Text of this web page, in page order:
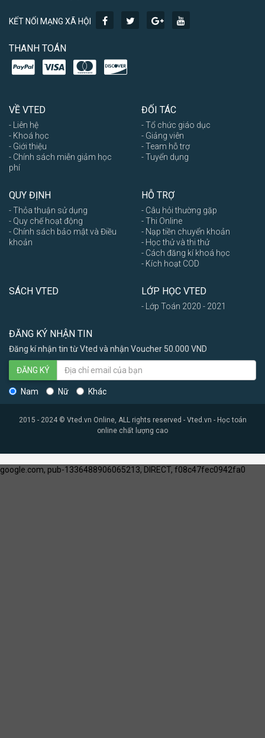
KẾT NỐI MẠNG XÃ HỘI
THANH TOÁN
VỀ VTED
- Liên hệ
- Khoá học
- Giới thiệu
- Chính sách miễn giảm học
phí
ĐỐI TÁC
- Tổ chức giáo dục
- Giảng viên
- Team hỗ trợ
- Tuyển dụng
QUY ĐỊNH
- Thỏa thuận sử dụng
- Quy chế hoạt động
- Chính sách bảo mật và Điều
khoản
HỖ TRỢ
- Câu hỏi thường gặp
- Thi Online
- Nạp tiền chuyển khoản
- Học thử và thi thử
- Cách đăng kí khoá học
- Kích hoạt COD
SÁCH VTED LỚP HỌC VTED
- Lớp Toán 2020 - 2021
ĐĂNG KÝ NHẬN TIN
Đăng kí nhận tin từ Vted và nhận Voucher 50.000 VND
ĐĂNG KÝ
Nam Nữ Khác
2015 - 2024 © Vted.vn Online, ALL rights reserved - Vted.vn - Học toán
online chất lượng cao
google.com, pub-1336488906065213, DIRECT, f08c47fec0942fa0